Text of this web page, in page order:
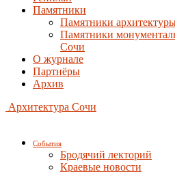
Памятники
Памятники
Памятники
Сочи
О журнале
Партнёры
Архив
Архитектура Сочи
События
Бродячий лекторий
Краевые новости